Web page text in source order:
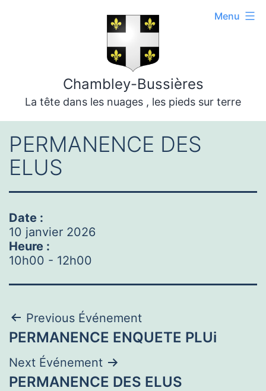
Chambley-Bussières
La tête dans les nuages , les pieds sur terre
Menu
PERMANENCE DES
ELUS
Date :
10 janvier 2026
Heure :
10h00 - 12h00
Navigation
de
l’article
Previous Événement
PERMANENCE ENQUETE PLUi
Next Événement
PERMANENCE DES ELUS